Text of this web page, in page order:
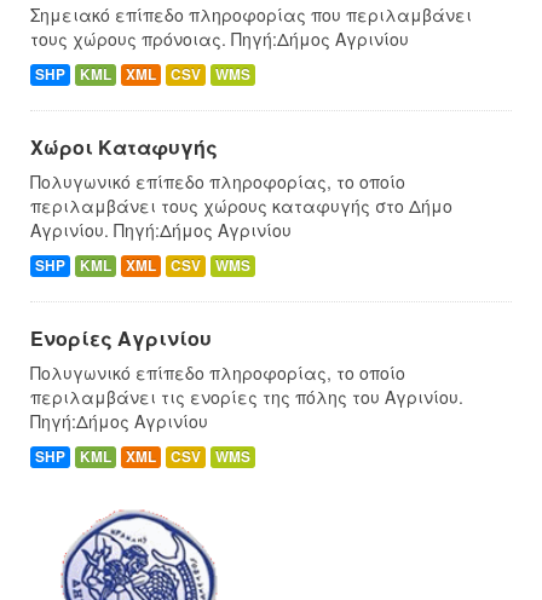
Σημειακό επίπεδο πληροφορίας που περιλαμβάνει
τους χώρους πρόνοιας. Πηγή:Δήμος Αγρινίου
SHP KML XML CSV WMS
Χώροι Καταφυγής
Πολυγωνικό επίπεδο πληροφορίας, το οποίο
περιλαμβάνει τους χώρους καταφυγής στο Δήμο
Αγρινίου. Πηγή:Δήμος Αγρινίου
SHP KML XML CSV WMS
Ενορίες Αγρινίου
Πολυγωνικό επίπεδο πληροφορίας, το οποίο
περιλαμβάνει τις ενορίες της πόλης του Αγρινίου.
Πηγή:Δήμος Αγρινίου
SHP KML XML CSV WMS